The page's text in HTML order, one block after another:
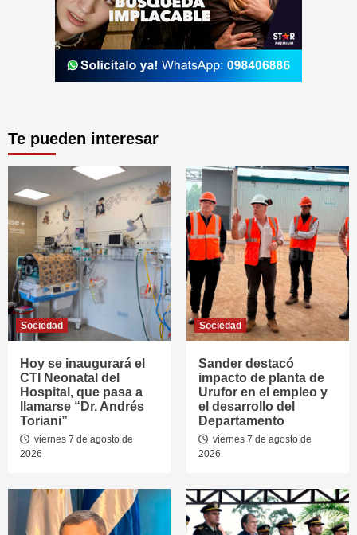
Te pueden interesar
Sociedad
Hoy se inaugurará el
CTI Neonatal del
Hospital, que pasa a
llamarse “Dr. Andrés
Toriani”
viernes 7 de agosto de
2026
Sociedad
Sander destacó
impacto de planta de
Urufor en el empleo y
el desarrollo del
Departamento
viernes 7 de agosto de
2026